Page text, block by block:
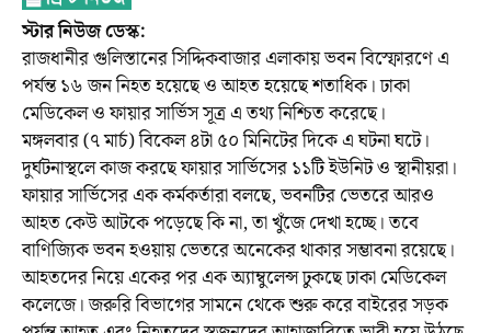
স্টার নিউজ ডেস্ক:
রাজধানীর গুলিস্তানের সিদ্দিকবাজার এলাকায় ভবন বিস্ফোরণে এ
পর্যন্ত ১৬ জন নিহত হয়েছে ও আহত হয়েছে শতাধিক। ঢাকা
মেডিকেল ও ফায়ার সার্ভিস সূত্র এ তথ্য নিশ্চিত করেছে।
মঙ্গলবার (৭ মার্চ) বিকেল ৪টা ৫০ মিনিটের দিকে এ ঘটনা ঘটে।
দুর্ঘটনাস্থলে কাজ করছে ফায়ার সার্ভিসের ১১টি ইউনিট ও স্থানীয়রা।
ফায়ার সার্ভিসের এক কর্মকর্তারা বলছে, ভবনটির ভেতরে আরও
আহত কেউ আটকে পড়েছে কি না, তা খুঁজে দেখা হচ্ছে। তবে
বাণিজ্যিক ভবন হওয়ায় ভেতরে অনেকের থাকার সম্ভাবনা রয়েছে।
আহতদের নিয়ে একের পর এক অ্যাম্বুলেন্স ঢুকছে ঢাকা মেডিকেল
কলেজে। জরুরি বিভাগের সামনে থেকে শুরু করে বাইরের সড়ক